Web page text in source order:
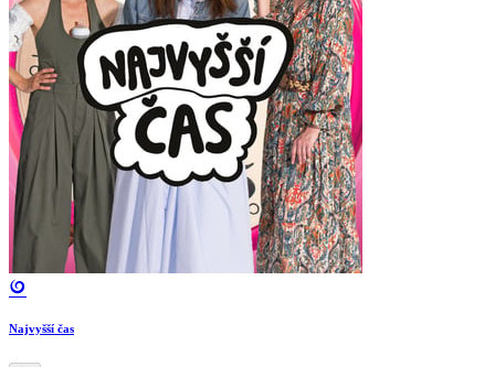
Najvyšší čas